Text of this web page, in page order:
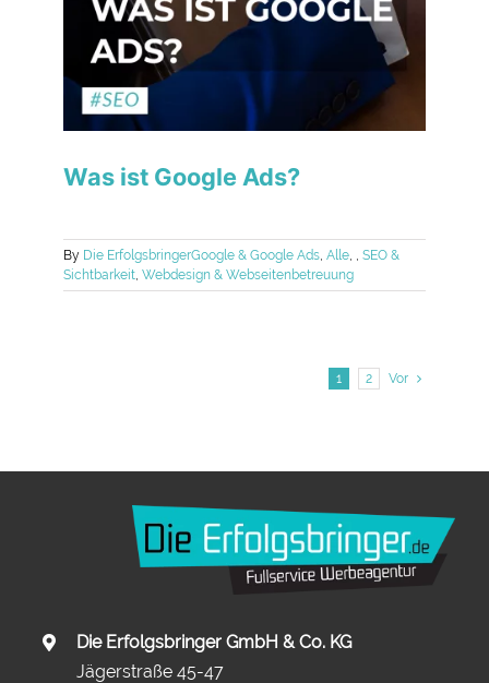
Was ist Google Ads?
By Die ErfolgsbringerGoogle & Google Ads,Alle, ,SEO &
Sichtbarkeit,Webdesign & Webseitenbetreuung
1 2 Vor
Die Erfolgsbringer GmbH & Co. KG
Jägerstraße 45-47